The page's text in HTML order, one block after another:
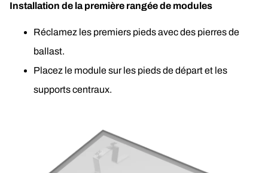
Installation de la première rangée de modules
Réclamez les premiers pieds avec des pierres de
ballast.
Placez le module sur les pieds de départ et les
supports centraux.